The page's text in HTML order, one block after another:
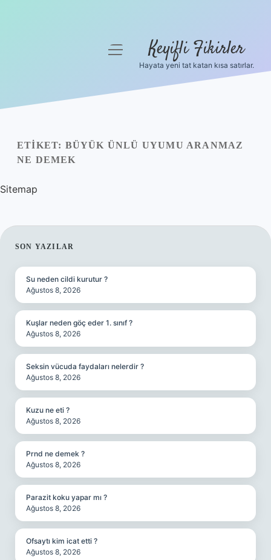
Yasal Uyarı
menüyü
Keyifli Fikirler
Hayata yeni tat katan kısa satırlar.
ETIKET: BÜYÜK ÜNLÜ UYUMU ARANMAZ
NE DEMEK
Sitemap
SIDEBAR
SON YAZILAR
Su neden cildi kurutur ?
Ağustos 8, 2026
Kuşlar neden göç eder 1. sınıf ?
Ağustos 8, 2026
Seksin vücuda faydaları nelerdir ?
Ağustos 8, 2026
Kuzu ne eti ?
Ağustos 8, 2026
Prnd ne demek ?
Ağustos 8, 2026
Parazit koku yapar mı ?
Ağustos 8, 2026
Ofsaytı kim icat etti ?
Ağustos 8, 2026